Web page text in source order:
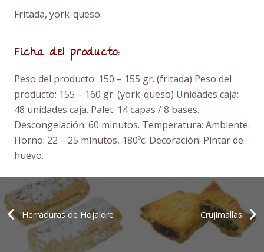
Fritada, york-queso.
Ficha del producto:
Peso del producto: 150 – 155 gr. (fritada) Peso del
producto: 155 – 160 gr. (york-queso) Unidades caja:
48 unidades caja. Palet: 14 capas / 8 bases.
Descongelación: 60 minutos. Temperatura: Ambiente.
Horno: 22 – 25 minutos, 180ºc. Decoración: Pintar de
huevo.
Crujimallas
Herraduras de Hojaldre